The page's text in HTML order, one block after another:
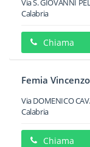
Via S. GIOVANNI
Calabria
Chiama
Femia
Via DOMENICO
Calabria
Chiama